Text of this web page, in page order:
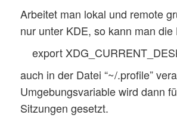
Arbeitet man lokal und remote
nur unter KDE, so kann man die
export
auch in der Datei “~/.profile”
Umgebungsvariable wird dann
Sitzungen gesetzt.